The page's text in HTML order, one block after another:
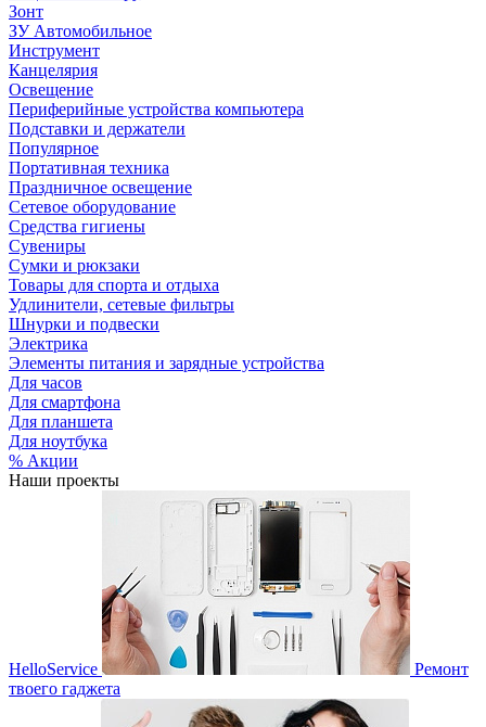
Зонт
ЗУ Автомобильное
Инструмент
Канцелярия
Освещение
Периферийные устройства компьютера
Подставки и держатели
Популярное
Портативная техника
Праздничное освещение
Сетевое оборудование
Средства гигиены
Сувениры
Сумки и рюкзаки
Товары для спорта и отдыха
Удлинители, сетевые фильтры
Шнурки и подвески
Электрика
Элементы питания и зарядные устройства
Для часов
Для смартфона
Для планшета
Для ноутбука
% Акции
Наши проекты
HelloService
Ремонт
твоего гаджета